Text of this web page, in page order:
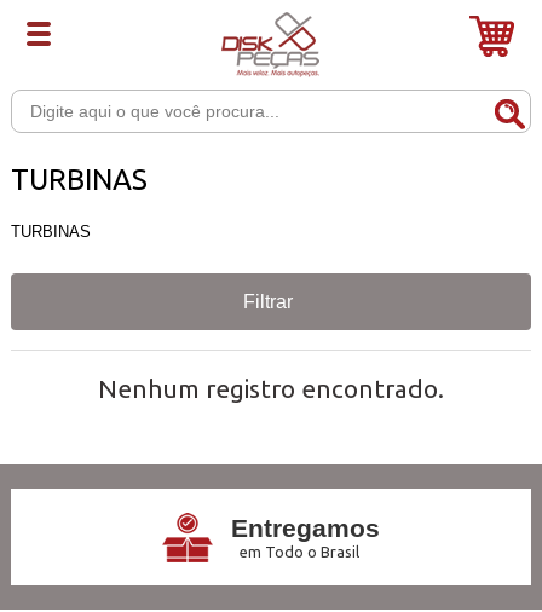
TURBINAS
TURBINAS
Filtrar
Nenhum registro encontrado.
Entregamos
em Todo o Brasil